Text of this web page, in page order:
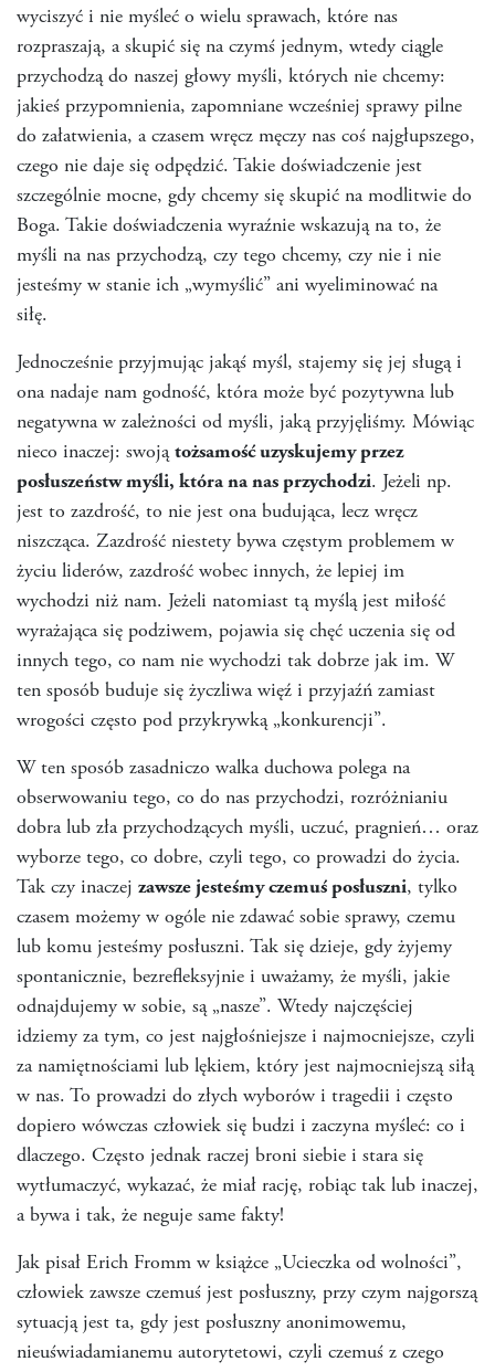
wyciszyć i nie myśleć o wielu sprawach, które nas
rozpraszają, a skupić się na czymś jednym, wtedy ciągle
przychodzą do naszej głowy myśli, których nie chcemy:
jakieś przypomnienia, zapomniane wcześniej sprawy pilne
do załatwienia, a czasem wręcz męczy nas coś najgłupszego,
czego nie daje się odpędzić. Takie doświadczenie jest
szczególnie mocne, gdy chcemy się skupić na modlitwie do
Boga. Takie doświadczenia wyraźnie wskazują na to, że
myśli na nas przychodzą, czy tego chcemy, czy nie i nie
jesteśmy w stanie ich „wymyślić” ani wyeliminować na
siłę.
Jednocześnie przyjmując jakąś myśl, stajemy się jej sługą i
ona nadaje nam godność, która może być pozytywna lub
negatywna w zależności od myśli, jaką przyjęliśmy. Mówiąc
nieco inaczej: swoją tożsamość uzyskujemy przez
posłuszeństw myśli, która na nas przychodzi. Jeżeli np.
jest to zazdrość, to nie jest ona budująca, lecz wręcz
niszcząca. Zazdrość niestety bywa częstym problemem w
życiu liderów, zazdrość wobec innych, że lepiej im
wychodzi niż nam. Jeżeli natomiast tą myślą jest miłość
wyrażająca się podziwem, pojawia się chęć uczenia się od
innych tego, co nam nie wychodzi tak dobrze jak im. W
ten sposób buduje się życzliwa więź i przyjaźń zamiast
wrogości często pod przykrywką „konkurencji”.
W ten sposób zasadniczo walka duchowa polega na
obserwowaniu tego, co do nas przychodzi, rozróżnianiu
dobra lub zła przychodzących myśli, uczuć, pragnień… oraz
wyborze tego, co dobre, czyli tego, co prowadzi do życia.
Tak czy inaczej zawsze jesteśmy czemuś posłuszni, tylko
czasem możemy w ogóle nie zdawać sobie sprawy, czemu
lub komu jesteśmy posłuszni. Tak się dzieje, gdy żyjemy
spontanicznie, bezrefleksyjnie i uważamy, że myśli, jakie
odnajdujemy w sobie, są „nasze”. Wtedy najczęściej
idziemy za tym, co jest najgłośniejsze i najmocniejsze, czyli
za namiętnościami lub lękiem, który jest najmocniejszą siłą
w nas. To prowadzi do złych wyborów i tragedii i często
dopiero wówczas człowiek się budzi i zaczyna myśleć: co i
dlaczego. Często jednak raczej broni siebie i stara się
wytłumaczyć, wykazać, że miał rację, robiąc tak lub inaczej,
a bywa i tak, że neguje same fakty!
Jak pisał Erich Fromm w książce „Ucieczka od wolności”,
człowiek zawsze czemuś jest posłuszny, przy czym najgorszą
sytuacją jest ta, gdy jest posłuszny anonimowemu,
nieuświadamianemu autorytetowi, czyli czemuś z czego